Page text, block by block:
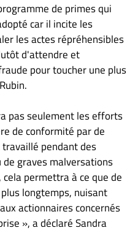
de primes qui
car il incite les
les actes répréhensibles
d'attendre et
pour toucher une plus
pas seulement les efforts
de conformité par de
pendant des
de graves malversations
permettra à ce que de
longtemps, nuisant
actionnaires concernés
», a déclaré Sandra